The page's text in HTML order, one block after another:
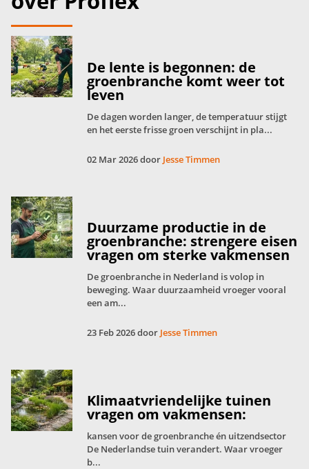
De lente is begonnen: de
groenbranche komt weer tot
leven
De dagen worden langer, de temperatuur stijgt
en het eerste frisse groen verschijnt in pla...
02 Mar 2026 door Jesse Timmen
Duurzame productie in de
groenbranche: strengere eisen
vragen om sterke vakmensen
De groenbranche in Nederland is volop in
beweging. Waar duurzaamheid vroeger vooral
een am...
23 Feb 2026 door Jesse Timmen
Klimaatvriendelijke tuinen
vragen om vakmensen:
kansen voor de groenbranche én uitzendsector
De Nederlandse tuin verandert. Waar vroeger
b...